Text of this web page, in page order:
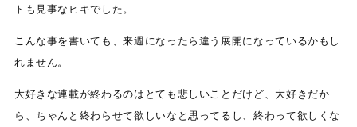
トも見事なヒキでした。
こんな事を書いても、来週になったら違う展開になっているかもし
れません。
大好きな連載が終わるのはとても悲しいことだけど、大好きだか
ら、ちゃんと終わらせて欲しいなと思ってるし、終わって欲しくな